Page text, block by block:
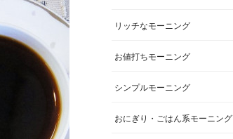
リッチなモーニング
お値打ちモーニング
シンプルモーニング
おにぎり・ごはん系モーニング